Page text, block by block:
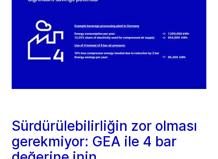
Sürdürülebilirliğin zor olması
gerekmiyor: GEA ile 4 bar